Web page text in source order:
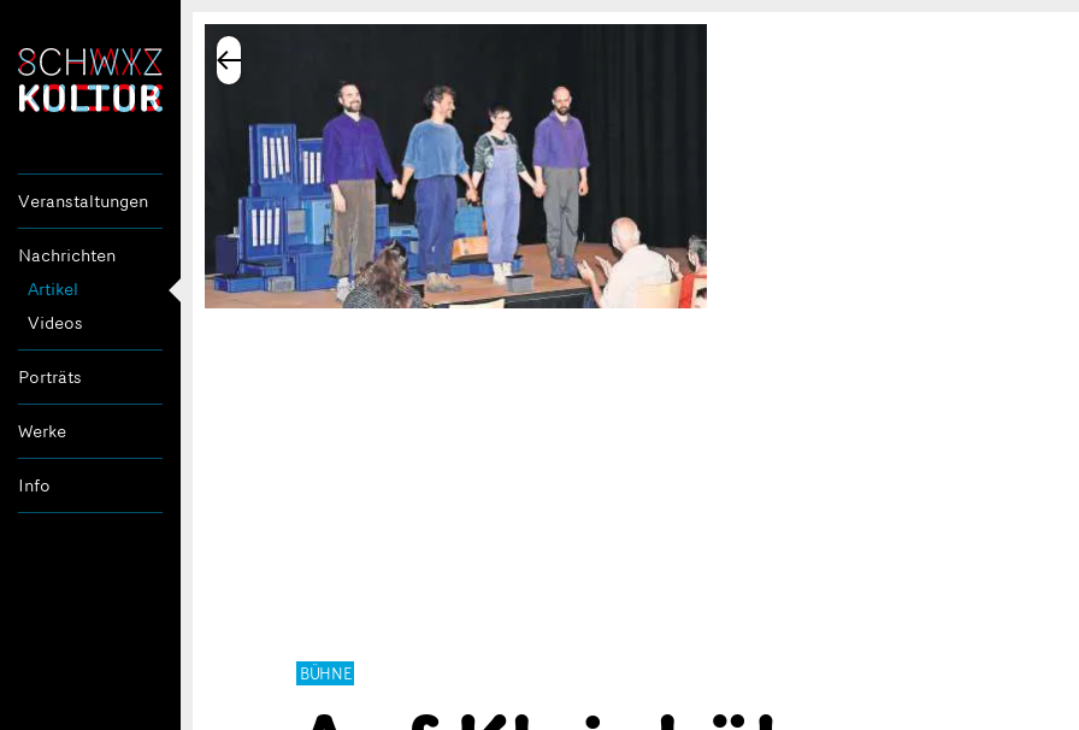
Veranstaltungen
Nachrichten
Artikel
Videos
Porträts
Werke
Info
BÜHNE